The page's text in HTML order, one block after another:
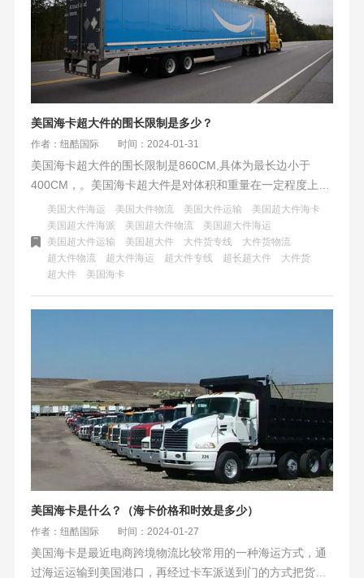
美国海卡超大件的围长限制是多少？
作者：纽酷国际 时间：2024-01-31
美国海卡超大件的围长限制是860CM,具体为最长边小于
400CM，。美国海卡超大件是对体积和重量在一定程度上大
大超过了一般标准货物的海运服务的统称。美国海卡超大件
适用于那些产品，比如：商业冰柜、家具、餐车、大型机械
等。它可以运输更多更大的货物，不受重量和体积的限制
美国大件海运 美国大件物流 美国大件运输
美国超大件海卡
美国超大件海派
美国超大件物流
美国超大件海运
美国超大件运输
美国超大件 大件货专线
大件货物流
超大件物流
超大件海运 超大件专线 超长超大件
大件货
超大件
美国海卡
美国海卡是什么？（海卡价格和时效是多少）
作者：纽酷国际 时间：2024-01-27
美国海卡是最近电商跨境物流比较常用的一种海运方式，通
过海运运输到美国港口，再经过卡车派送到门的方式把货物